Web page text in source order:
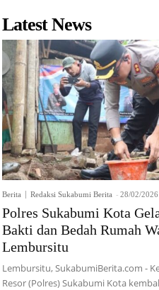
Latest News
Berita Redaksi Sukabumi Berita - 28/02/2026
Polres Sukabumi Kota
Bakti dan Bedah Rumah
Lembursitu
Lembursitu, SukabumiBerita.com -
Resor (Polres) Sukabumi Kota